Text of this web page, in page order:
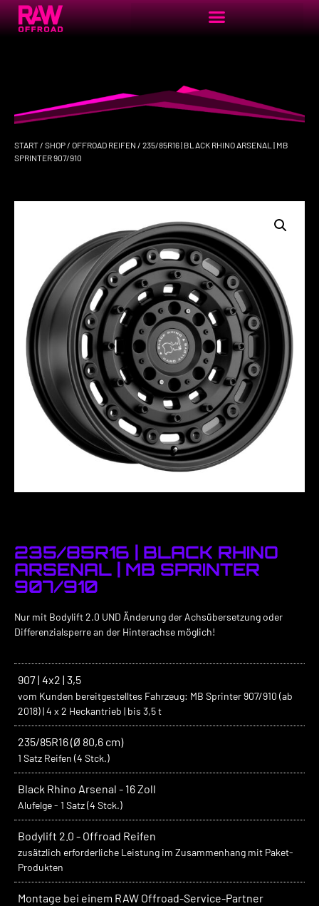
START / SHOP / OFFROAD REIFEN / 235/85R16 | BLACK RHINO ARSENAL | MB
SPRINTER 907/910
235/85R16 | BLACK RHINO
ARSENAL | MB SPRINTER
907/910
Nur mit Bodylift 2.0 UND Änderung der Achsübersetzung oder
Differenzialsperre an der Hinterachse möglich!
907 | 4x2 | 3,5
vom Kunden bereitgestelltes Fahrzeug: MB Sprinter 907/910 (ab
2018) | 4 x 2 Heckantrieb | bis 3,5 t
235/85R16 (Ø 80,6 cm)
1 Satz Reifen (4 Stck.)
Black Rhino Arsenal - 16 Zoll
Alufelge - 1 Satz (4 Stck.)
Bodylift 2.0 - Offroad Reifen
zusätzlich erforderliche Leistung im Zusammenhang mit Paket-
Produkten
Montage bei einem RAW Offroad-Service-Partner